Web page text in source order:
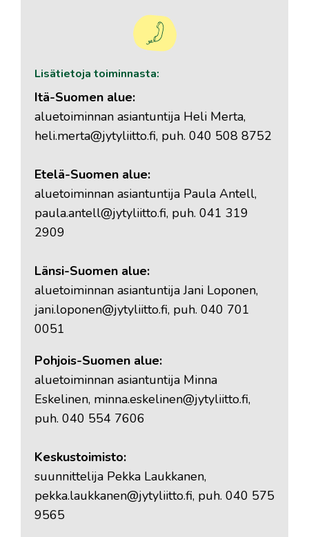
Lisätietoja toiminnasta:
Itä-Suomen alue:
aluetoiminnan asiantuntija Heli Merta,
heli.merta@jytyliitto.fi, puh. 040 508 8752
Etelä-Suomen alue:
aluetoiminnan asiantuntija Paula Antell,
paula.antell@jytyliitto.fi, puh. 041 319
2909
Länsi-Suomen alue:
aluetoiminnan asiantuntija Jani Loponen,
jani.loponen@jytyliitto.fi, puh. 040 701
0051
Pohjois-Suomen alue:
aluetoiminnan asiantuntija Minna
Eskelinen, minna.eskelinen@jytyliitto.fi,
puh. 040 554 7606
Keskustoimisto:
suunnittelija Pekka Laukkanen,
pekka.laukkanen@jytyliitto.fi, puh. 040 575
9565